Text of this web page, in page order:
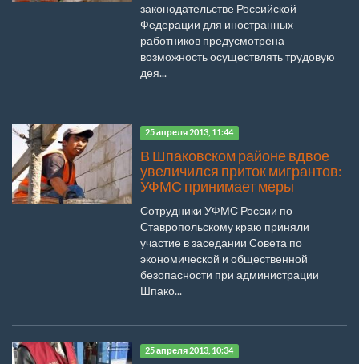
законодательстве Российской
Федерации для иностранных
работников предусмотрена
возможность осуществлять трудовую
дея...
25 апреля 2013, 11:44
В Шпаковском районе вдвое
увеличился приток мигрантов:
УФМС принимает меры
Сотрудники УФМС России по
Ставропольскому краю приняли
участие в заседании Совета по
экономической и общественной
безопасности при администрации
Шпако...
25 апреля 2013, 10:34